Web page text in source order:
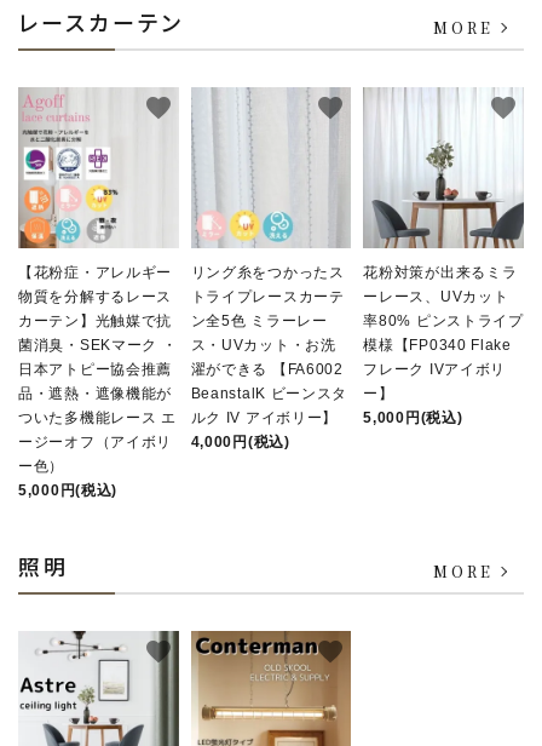
レースカーテン MORE
【花粉症・アレルギー
物質を分解するレース
カーテン】光触媒で抗
菌消臭・SEKマーク ・
日本アトピー協会推薦
品・遮熱・遮像機能が
ついた多機能レース エ
ージーオフ（アイボリ
ー色）
5,000円(税込)
favorite
リング糸をつかったス
トライプレースカーテ
ン全5色 ミラーレー
ス・UVカット・お洗
濯ができる 【FA6002
BeanstalK ビーンスタ
ルク IV アイボリー】
4,000円(税込)
favorite
花粉対策が出来るミラ
ーレース、UVカット
率80% ピンストライプ
模様【FP0340 Flake
フレーク IVアイボリ
ー】
5,000円(税込)
favorite
照明 MORE
favorite favorite